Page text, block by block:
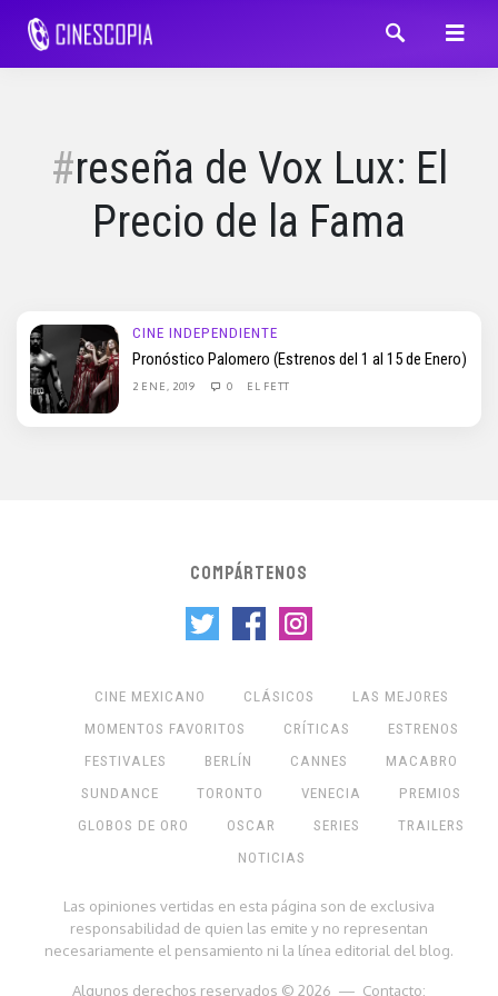
reseña de Vox Lux: El
Precio de la Fama
CINE INDEPENDIENTE
Pronóstico Palomero (Estrenos del 1 al 15 de Enero)
2 ENE, 2019 0 EL FETT
COMPÁRTENOS
CINE MEXICANO CLÁSICOS
LAS MEJORES
MOMENTOS FAVORITOS
CRÍTICAS
ESTRENOS
FESTIVALES
BERLÍN CANNES
MACABRO
SUNDANCE
TORONTO VENECIA
PREMIOS
GLOBOS DE ORO
OSCAR SERIES
TRAILERS
NOTICIAS
Las opiniones vertidas en esta página son de exclusiva
responsabilidad de quien las emite y no representan
necesariamente el pensamiento ni la línea editorial del blog.
Algunos derechos reservados © 2026 — Contacto: